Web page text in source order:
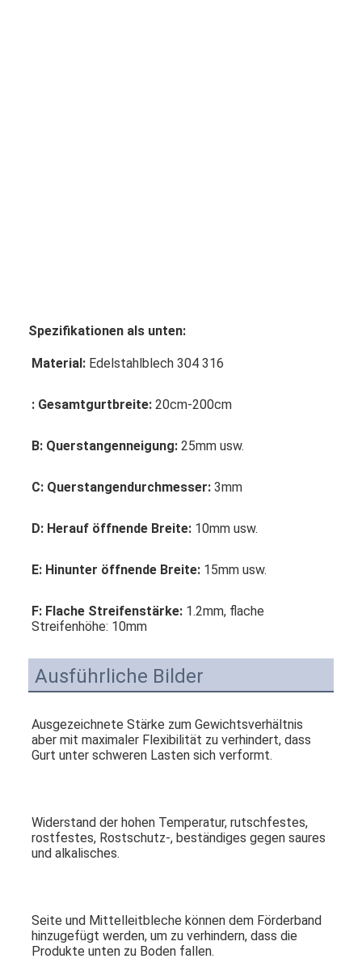
Fabrik Tour
Kontakt
Nachrichten
Alle Fälle
Edelstahlmaschengurt
Nahrung Mesh Belt
Spezifikationen als unten:
Material: Edelstahlblech 304 316
: Gesamtgurtbreite: 20cm-200cm
B: Querstangenneigung: 25mm usw.
C: Querstangendurchmesser: 3mm
D: Herauf öffnende Breite: 10mm usw.
E: Hinunter öffnende Breite: 15mm usw.
F: Flache Streifenstärke: 1.2mm, flache
Streifenhöhe: 10mm
Ausführliche Bilder
Ausgezeichnete Stärke zum Gewichtsverhältnis
aber mit maximaler Flexibilität zu verhindert, dass
Gurt unter schweren Lasten sich verformt.
Widerstand der hohen Temperatur, rutschfestes,
rostfestes, Rostschutz-, beständiges gegen saures
und alkalisches.
Seite und Mittelleitbleche können dem Förderband
hinzugefügt werden, um zu verhindern, dass die
Produkte unten zu Boden fallen.